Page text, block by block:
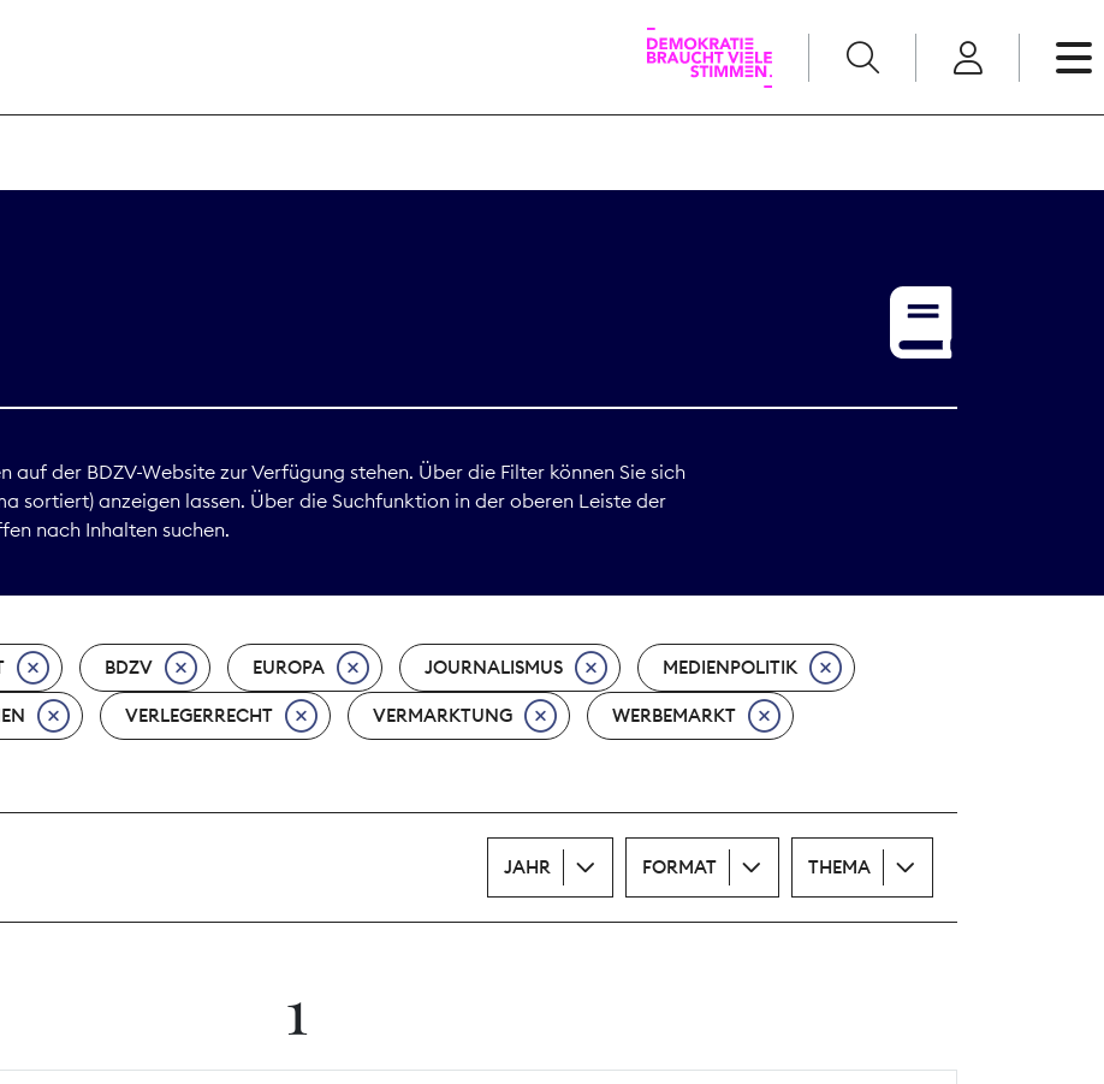
Print
auf der BDZV-Website zur Verfügung stehen. Über die Filter können Sie sich
sortiert) anzeigen lassen. Über die Suchfunktion in der oberen Leiste der
nach Inhalten suchen.
BDZV EUROPA JOURNALISMUS MEDIENPOLITIK
VERLEGERRECHT VERMARKTUNG WERBEMARKT
JAHR FORMAT THEMA
1